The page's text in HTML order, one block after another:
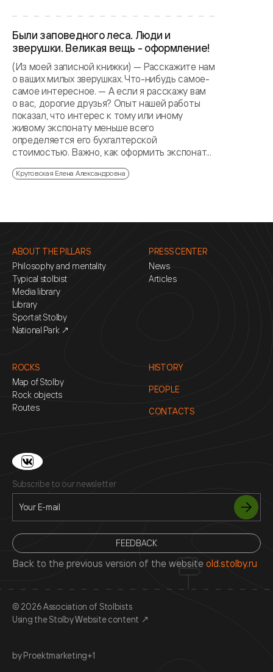
Были заповедного леса. Люди и
зверушки. Великая вещь - оформление!
(Из моей записной книжки) — Расскажите нам
о ваших милых зверушках. Что-нибудь самое-
самое интересное. — А если я расскажу вам
о вас, дорогие друзья? Опыт нашей работы
показал, что интерес к тому или иному
живому экспонату меньше всего
определяется его бухгалтерской
стоимостью. Важно, как оформить экспонат...
Крутовская Елена Александровна
ABOUT THE PILLARS
Philosophy and mentality
Typical stolbist
Media library
Library
Sport at Stolby
National Park ↗
PRESS CENTER
News
Articles
ROCKS
Map of Stolby
Rock objects
Routes
HISTORY
PEOPLE
CONTACTS
Subscribe to our newsletter
FEEDBACK
Back to the previous version of the website old.stolby.ru
© 2026 Association of Stolbists
Using the Stolby Website content ↗
by Proektmarketing+1